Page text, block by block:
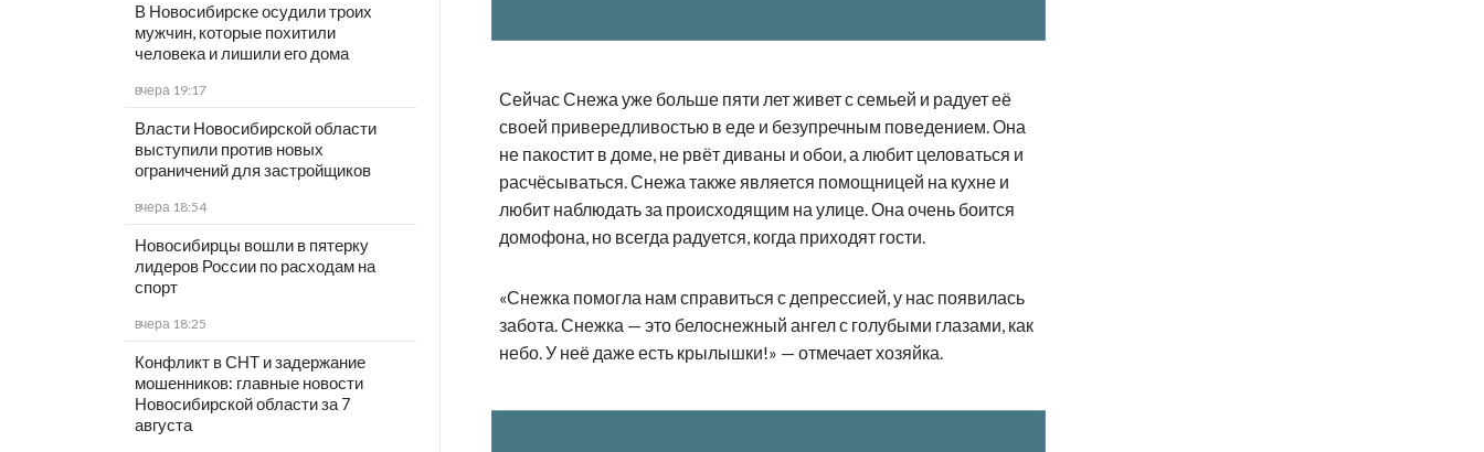
В Новосибирске осудили троих
мужчин, которые похитили
человека и лишили его дома
вчера 19:17
Власти Новосибирской области
выступили против новых
ограничений для застройщиков
вчера 18:54
Новосибирцы вошли в пятерку
лидеров России по расходам на
спорт
вчера 18:25
Конфликт в СНТ и задержание
мошенников: главные новости
Новосибирской области за 7
августа
Сейчас Снежа уже больше пяти лет живет с семьей и радует её
своей привередливостью в еде и безупречным поведением. Она
не пакостит в доме, не рвёт диваны и обои, а любит целоваться и
расчёсываться. Снежа также является помощницей на кухне и
любит наблюдать за происходящим на улице. Она очень боится
домофона, но всегда радуется, когда приходят гости.
«Снежка помогла нам справиться с депрессией, у нас появилась
забота. Снежка — это белоснежный ангел с голубыми глазами, как
небо. У неё даже есть крылышки!» — отмечает хозяйка.